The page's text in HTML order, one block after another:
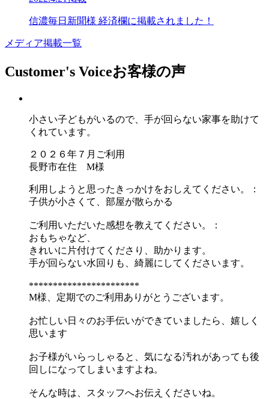
信濃毎日新聞様 経済欄に掲載されました！
メディア掲載一覧
Customer's Voiceお客様の声
小さい子どもがいるので、手が回らない家事を助けて
くれています。
２０２６年７月ご利用
長野市在住 M様
利用しようと思ったきっかけをおしえてください。：
子供が小さくて、部屋が散らかる
ご利用いただいた感想を教えてください。：
おもちゃなど、
きれいに片付けてくださり、助かります。
手が回らない水回りも、綺麗にしてくださいます。
***********************
M様、定期でのご利用ありがとうございます。
お忙しい日々のお手伝いができていましたら、嬉しく
思います
お子様がいらっしゃると、気になる汚れがあっても後
回しになってしまいますよね。
そんな時は、スタッフへお伝えくださいね。